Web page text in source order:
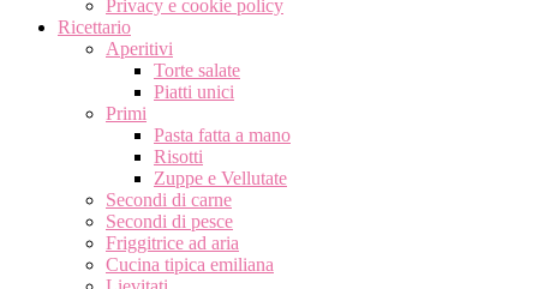
Privacy e cookie policy
Ricettario
Aperitivi
Torte salate
Piatti unici
Primi
Pasta fatta a mano
Risotti
Zuppe e Vellutate
Secondi di carne
Secondi di pesce
Friggitrice ad aria
Cucina tipica emiliana